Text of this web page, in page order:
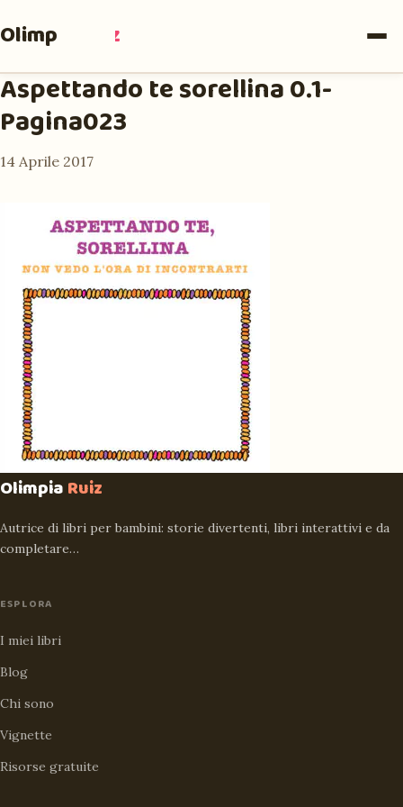
Olimpia Ruiz
Aspettando te sorellina 0.1-
Pagina023
14 Aprile 2017
OlimpiaRuiz
Autrice di libri per bambini: storie divertenti, libri interattivi e da
completare…
ESPLORA
I miei libri
Blog
Chi sono
Vignette
Risorse gratuite